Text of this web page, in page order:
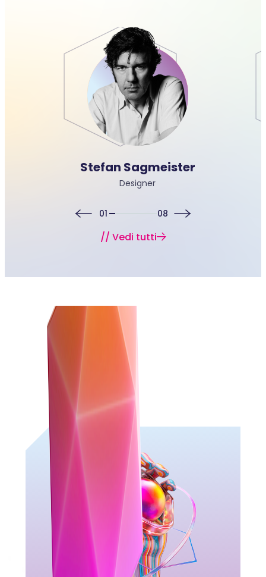
Stefan Sagmeister
Designer
01 08
// Vedi tutti